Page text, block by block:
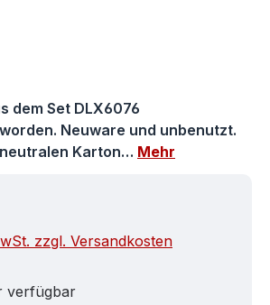
dem Set DLX6076
Neuware und unbenutzt.
Karton… Mehr
zzgl. Versandkosten
verfügbar